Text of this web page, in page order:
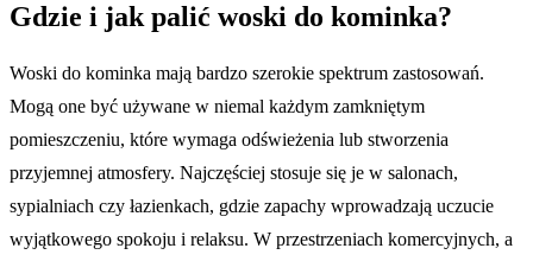
Gdzie i jak palić woski do kominka?
Woski do kominka mają bardzo szerokie spektrum zastosowań.
Mogą one być używane w niemal każdym zamkniętym
pomieszczeniu, które wymaga odświeżenia lub stworzenia
przyjemnej atmosfery. Najczęściej stosuje się je w salonach,
sypialniach czy łazienkach, gdzie zapachy wprowadzają uczucie
wyjątkowego spokoju i relaksu. W przestrzeniach komercyjnych, a